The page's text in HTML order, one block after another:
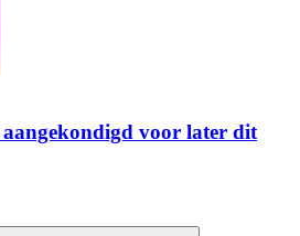
voor later dit